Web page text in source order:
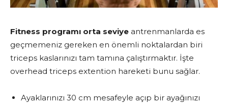
Fitness programı orta seviye antrenmanlarda es
geçmemeniz gereken en önemli noktalardan biri
triceps kaslarınızı tam tamına çalıştırmaktır. İşte
overhead triceps extention hareketi bunu sağlar.
Ayaklarınızı 30 cm mesafeyle açıp bir ayağınızı